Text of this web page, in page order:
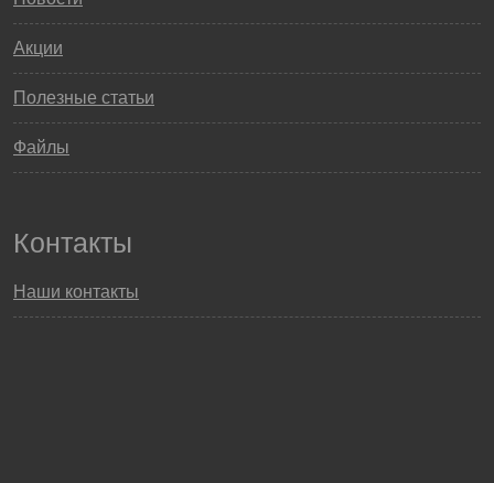
Акции
Полезные статьи
Файлы
Контакты
Наши контакты